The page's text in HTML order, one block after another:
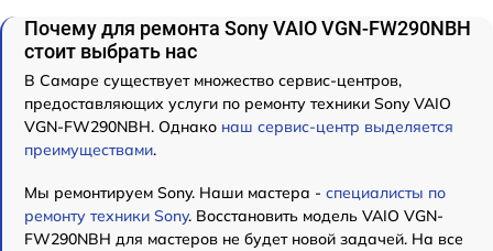
Почему для ремонта Sony VAIO VGN-FW290NBH
стоит выбрать нас
В Самаре существует множество сервис-центров,
предоставляющих услуги по ремонту техники Sony VAIO
VGN-FW290NBH. Однако наш сервис-центр выделяется
преимуществами.
Мы ремонтируем Sony. Наши мастера - специалисты по
ремонту техники Sony. Восстановить модель VAIO VGN-
FW290NBH для мастеров не будет новой задачей. На все